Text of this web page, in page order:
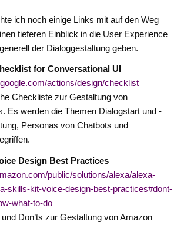
ich noch einige Links mit auf den Weg
tieferen Einblick in die User Experience
der Dialoggestaltung geben.
for Conversational UI
actions/design/checklist
Checkliste zur Gestaltung von
Es werden die Themen Dialogstart und -
Personas von Chatbots und
Design Best Practices
public/solutions/alexa/alexa-
skills-kit-voice-design-best-practices#dont-
what-to-do
Don’ts zur Gestaltung von Amazon